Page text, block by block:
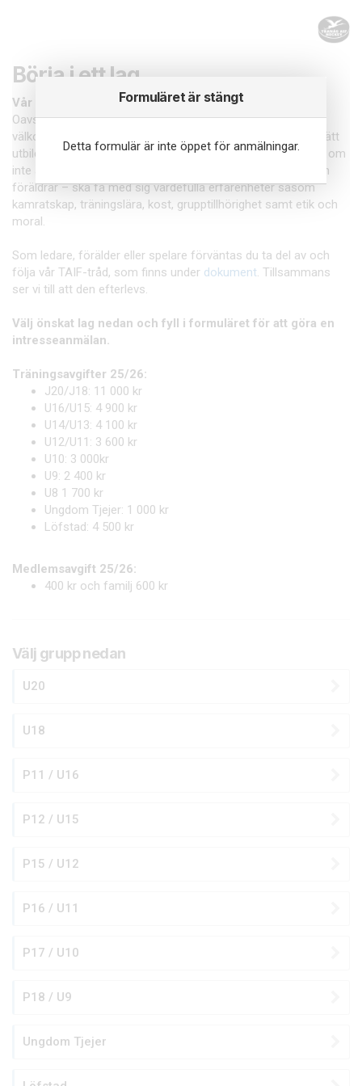
Formuläret är stängt
Detta formulär är inte öppet för anmälningar.
Börja i ett lag
Vår ungdomsverksamhet är öppen för alla... 🖤💛
Oavsett ambitionsnivå, vi strävar efter att skapa en
välkomnande miljö. Våra ledare följer TAIF-tråden och har rätt
utbildning för att ge varje individ en positiv upplevelse. Även om
inte alla når A-laget, är vårt mål att alla – spelare, ledare och
föräldrar – ska få med sig värdefulla erfarenheter såsom
kamratskap, träningslära, kost, grupptillhörighet samt etik och
moral.
Som ledare, förälder eller spelare förväntas du ta del av och
följa vår TAIF-tråd, som finns under dokument. Tillsammans
ser vi till att den efterlevs.
Välj önskat lag nedan och fyll i formuläret för att göra en
intresseanmälan.
Träningsavgifter 25/26:
J20/J18: 11 000 kr
U16/U15: 4 900 kr
U14/U13: 4 100 kr
U12/U11: 3 600 kr
U10: 3 000kr
U9: 2 400 kr
U8 1 700 kr
Ungdom Tjejer: 1 000 kr
Löfstad: 4 500 kr
Medlemsavgift 25/26:
400 kr och familj 600 kr
Välj grupp nedan
U20
U18
P11 / U16
P12 / U15
P15 / U12
P16 / U11
P17 / U10
P18 / U9
Ungdom Tjejer